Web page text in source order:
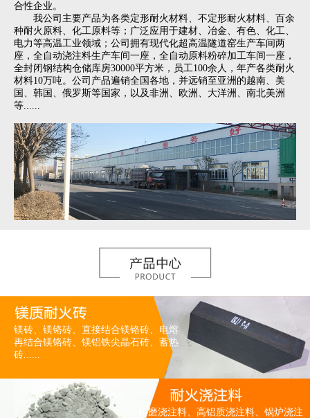
合性企业。
我公司主要产品为各类定形耐火材料、不定形耐火材料、百余
种耐火原料、化工原料等；广泛应用于建材、冶金、有色、化工、
电力等高温工业领域；公司拥有现代化超高温隧道窑生产车间两
座，全自动浇注料生产车间一座，全自动原料粉碎加工车间一座，
全封闭钢结构仓储库房30000平方米，员工100余人，年产各类耐火
材料10万吨。公司产品遍销全国各地，并远销至亚洲的越南、美
国、韩国、俄罗斯等国家，以及非洲、欧洲、大洋洲、南北美洲
等......
镁砖、镁铬砖、直接结合镁铬砖、电熔
再结合镁铬砖、镁铝铁尖晶石砖、蓄热
砖......
耐磨浇注料、高铝质浇注料、锅炉浇注